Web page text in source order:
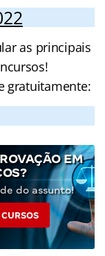
as principais
gratuitamente:
EM
do assunto!